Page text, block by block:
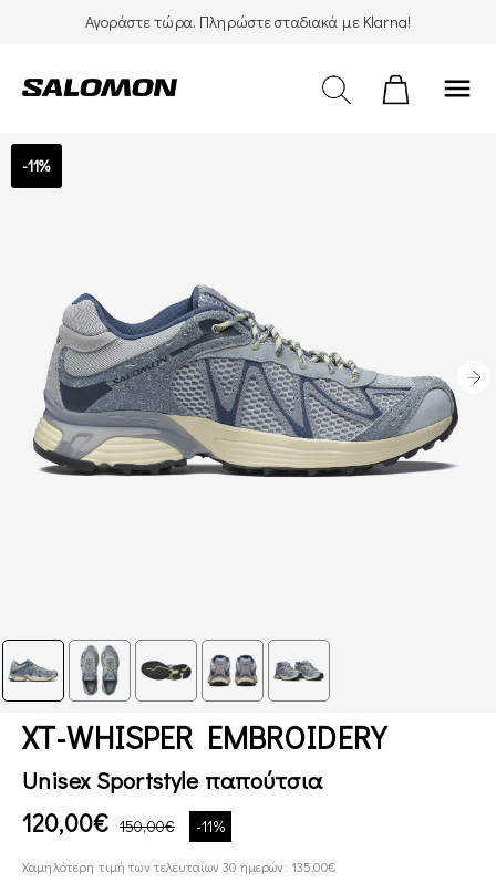
Αγοράστε τώρα. Πληρώστε σταδιακά με Klarna!
menu
-11%
XT-WHISPER EMBROIDERY
Unisex Sportstyle παπούτσια
120,00€ 150,00€ -11%
Χαμηλότερη τιμή των τελευταίων 30 ημερών: 135,00€